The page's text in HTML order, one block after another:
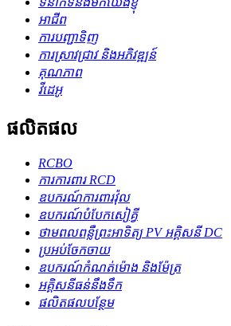
អាជីព
ការបញ្ជាទិញ
ការស្រាវជ្រាវ និងអភិវឌ្ឍន៍
គុណភាព
វីដេអូ
ផលិតផល
RCBO
ការការពារ RCD
ឧបករណ៍ការពារវ៉ុល
ឧបករណ៍​បំបែក​សៀគ្វី
ថាមពលពន្លឺព្រះអាទិត្យ PV អគ្គិសនី DC
ប្រអប់ចែកចាយ
ឧបករណ៍កំណត់ម៉ោង និងម៉ែត្រ
អគ្គិសនីធន់នឹងទឹក
ផលិតផលបន្ថែម